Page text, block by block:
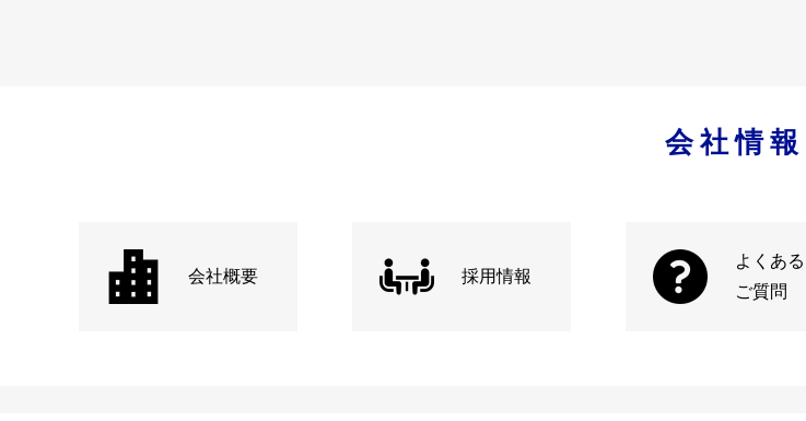
会社情報
会社概要 採用情報
よくある
ご質問